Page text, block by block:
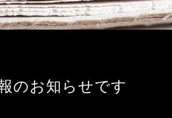
のお知らせです